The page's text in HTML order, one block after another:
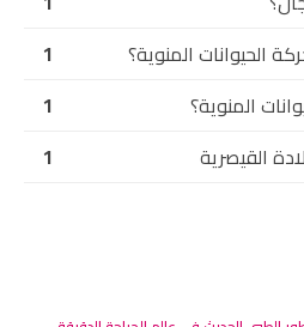
المنوية؟
1
المنوية؟
1
القيصرية
1